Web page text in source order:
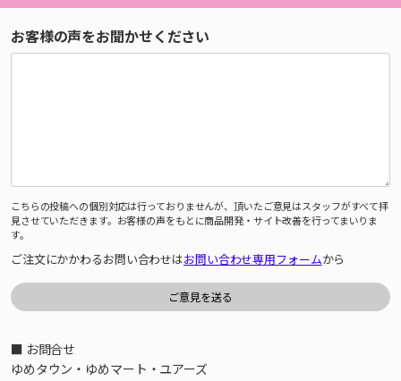
お客様の声をお聞かせください
こちらの投稿への個別対応は行っておりませんが、頂いたご意見はスタッフがすべて拝
見させていただきます。お客様の声をもとに商品開発・サイト改善を行ってまいりま
す。
ご注文にかかわるお問い合わせはお問い合わせ専用フォームから
■ お問合せ
ゆめタウン・ゆめマート・ユアーズ